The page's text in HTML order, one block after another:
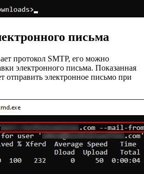
письма
протокол SMTP, его можно
электронного письма. Показанная
отправить электронное письмо при